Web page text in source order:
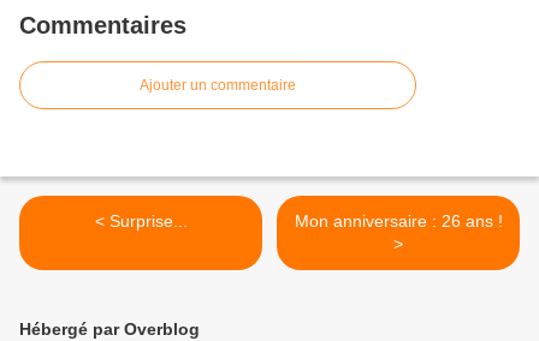
Commentaires
Ajouter un commentaire
< Surprise...
Mon anniversaire : 26 ans !
>
Hébergé par Overblog